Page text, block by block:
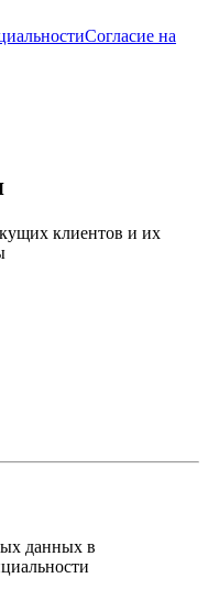
Согласие на
клиентов и их
данных в